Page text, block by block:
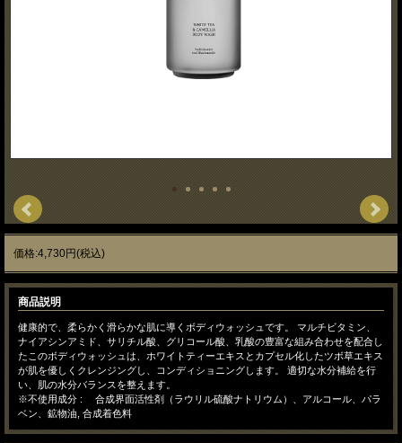
価格:4,730円(税込)
商品説明
健康的で、柔らかく滑らかな肌に導くボディウォッシュです。 マルチビタミン、
ナイアシンアミド、サリチル酸、グリコール酸、乳酸の豊富な組み合わせを配合し
たこのボディウォッシュは、ホワイトティーエキスとカプセル化したツボ草エキス
が肌を優しくクレンジングし、コンディショニングします。 適切な水分補給を行
い、肌の水分バランスを整えます。
※不使用成分 : 合成界面活性剤（ラウリル硫酸ナトリウム）、アルコール、パラ
ベン、鉱物油, 合成着色料